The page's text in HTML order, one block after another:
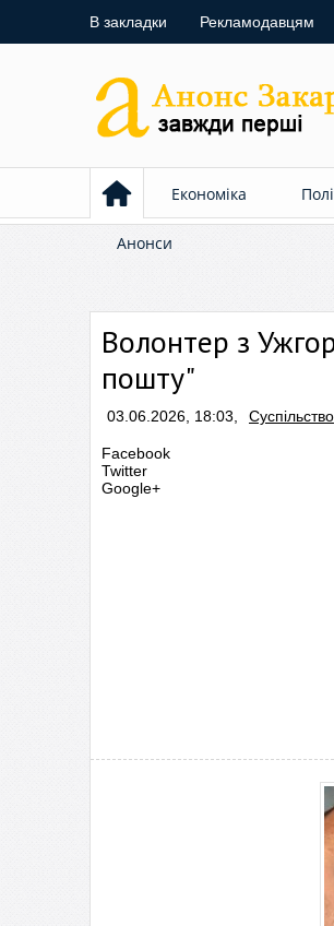
В закладки Рекламодавцям
Економіка
Анонси
Волонтер з
пошту"
03.06.2026, 18:03, Суспільство
Facebook
Twitter
Google+